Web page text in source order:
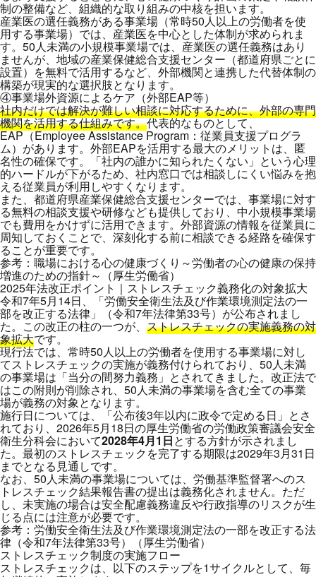
制の整備など、組織的な取り組みの中核を担います。
産業医の選任義務がある事業場（常時50人以上の労働者を使
用する事業場）では、産業医を中心とした体制が求められま
す。50人未満の小規模事業場では、産業医の選任義務はあり
ませんが、地域の産業保健総合支援センター（都道府県ごとに
設置）を無料で活用するなど、外部機関と連携した代替体制の
構築が現実的な選択肢となります。
④事業場外資源によるケア（外部EAP等）
社内だけでは解決が難しい相談に対応するために、外部の専門
機関を活用する仕組みです。代表的なものとして、
EAP（Employee Assistance Program：従業員支援プログラ
ム）があります。外部EAPを活用する最大のメリットは、匿
名性の確保です。「社内の誰かに知られたくない」という心理
的ハードルが下がるため、社内窓口では相談しにくい悩みを抱
える従業員が利用しやすくなります。
また、都道府県産業保健総合支援センターでは、事業場に対す
る無料の相談支援や研修なども提供しており、中小規模事業場
でも費用をかけずに活用できます。外部資源の情報を従業員に
周知しておくことで、深刻化する前に相談できる経路を確保す
ることが重要です。
参考： 職場における心の健康づくり～労働者の心の健康の保持
増進のための指針～（厚生労働省）
2025年法改正ポイント｜ストレスチェック義務化の対象拡大
令和7年5月14日、「労働安全衛生法及び作業環境測定法の一
部を改正する法律」（令和7年法律第33号）が公布されまし
た。この改正の柱の一つが、 ストレスチェックの実施義務の対
象拡大です。
現行法では、常時50人以上の労働者を使用する事業場に対し
てストレスチェックの実施が義務付けられており、50人未満
の事業場は「当分の間努力義務」とされてきました。改正法で
はこの附則が削除され、50人未満の事業場を含む全ての事業
場が義務の対象となります。
施行日については、「公布後3年以内に政令で定める日」とさ
れており、2026年5月18日の厚生労働省の労働政策審議会安全
衛生分科会において2028年4月1日とする方針が示されまし
た。最初のストレスチェックを完了する期限は2029年3月31日
までとなる見通しです。
なお、50人未満の事業場については、労働基準監督署へのス
トレスチェック結果報告書の提出は義務化されません。ただ
し、未実施の場合は安全配慮義務違反や行政指導のリスクが生
じる点には注意が必要です。
参考： 労働安全衛生法及び作業環境測定法の一部を改正する法
律（令和7年法律第33号）（厚生労働省）
ストレスチェック制度の実施フロー
ストレスチェックは、以下のステップを1サイクルとして、毎